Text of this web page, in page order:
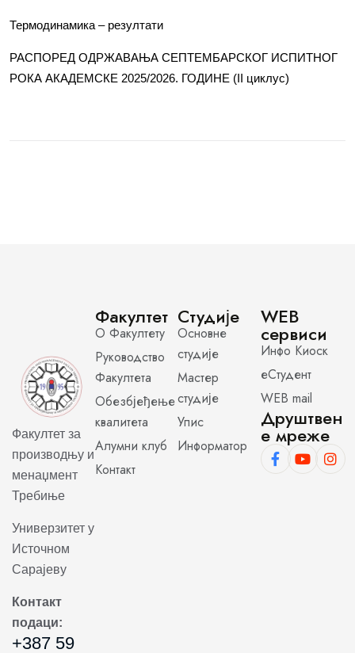
Термодинамика – резултати
РАСПОРЕД ОДРЖАВАЊА СЕПТЕМБАРСКОГ ИСПИТНОГ
РОКА АКАДЕМСКЕ 2025/2026. ГОДИНЕ (II циклус)
Факултет за
производњу и
менаџмент
Требиње
Универзитет у
Источном
Сарајеву
Контакт
подаци:
+387 59
Факултет
О Факултету
Руководство
Факултета
Обезбјеђење
квалитета
Алумни клуб
Контакт
Студије
Основне
студије
Мастер
студије
Упис
Информатор
WEB
сервиси
Инфо Киоск
еСтудент
WEB mail
Друштвен
е мреже